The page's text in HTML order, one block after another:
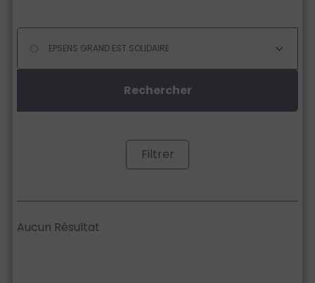
Filtrer
Aucun Résultat